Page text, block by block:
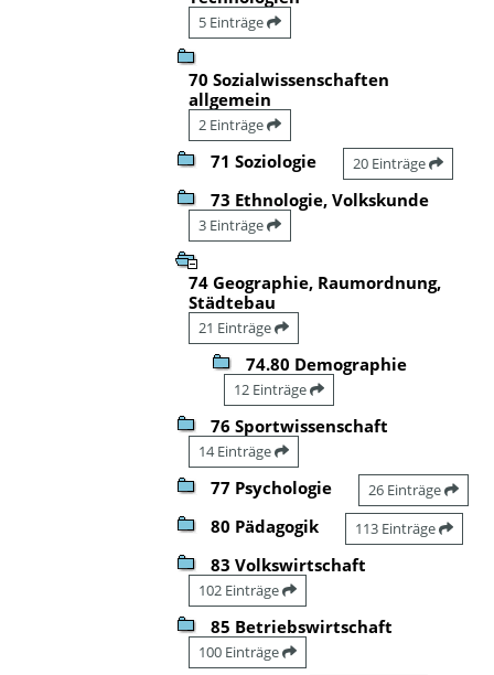
5 Einträge
70 Sozialwissenschaften
allgemein
2 Einträge
71 Soziologie 20 Einträge
73 Ethnologie, Volkskunde
3 Einträge
74 Geographie, Raumordnung,
Städtebau
21 Einträge
74.80 Demographie
12 Einträge
76 Sportwissenschaft
14 Einträge
77 Psychologie 26 Einträge
80 Pädagogik 113 Einträge
83 Volkswirtschaft
102 Einträge
85 Betriebswirtschaft
100 Einträge